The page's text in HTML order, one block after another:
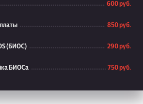
600 руб.
850 руб.
(БИОС) 290 руб.
БИОСа 750 руб.